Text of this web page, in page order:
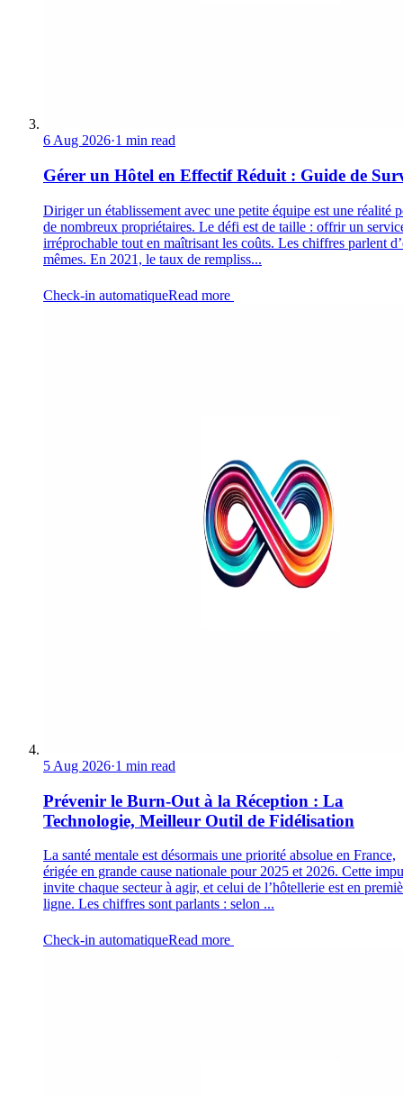
6 Aug 2026·1 min read
Gérer un Hôtel en Effectif Réduit : Guide de
Diriger un établissement avec une petite équipe est une réalité
de nombreux propriétaires. Le défi est de taille : offrir un
irréprochable tout en maîtrisant les coûts. Les chiffres parlent
mêmes. En 2021, le taux de rempliss...
Check-in automatiqueRead more
5 Aug 2026·1 min read
Prévenir le Burn-Out à la Réception : La
Technologie, Meilleur Outil de Fidélisation
La santé mentale est désormais une priorité absolue en France,
érigée en grande cause nationale pour 2025 et 2026. Cette
invite chaque secteur à agir, et celui de l’hôtellerie est en
ligne. Les chiffres sont parlants : selon ...
Check-in automatiqueRead more